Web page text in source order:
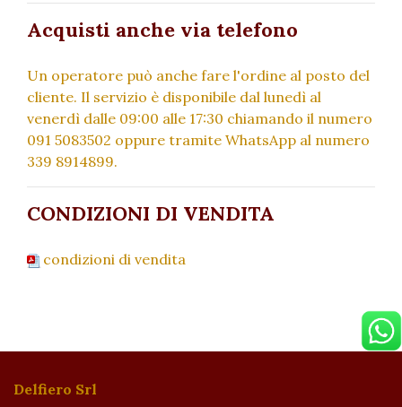
Acquisti anche via telefono
Un operatore può anche fare l'ordine al posto del
cliente. Il servizio è disponibile dal lunedì al
venerdì dalle 09:00 alle 17:30 chiamando il numero
091 5083502 oppure tramite WhatsApp al numero
339 8914899.
CONDIZIONI DI VENDITA
condizioni di vendita
Delfiero Srl